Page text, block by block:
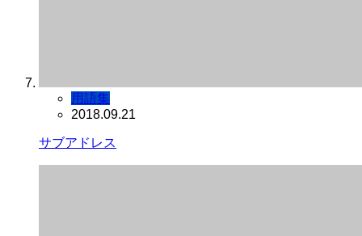
用語集
2018.09.21
サブアドレス